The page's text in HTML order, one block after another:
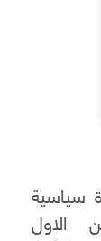
سياسية
في 6 تشرين الاول